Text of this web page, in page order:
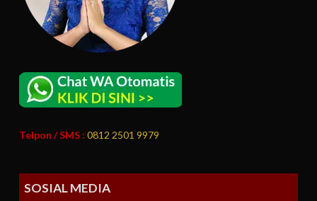
Telpon / SMS : 0812 2501 9979
SOSIAL MEDIA